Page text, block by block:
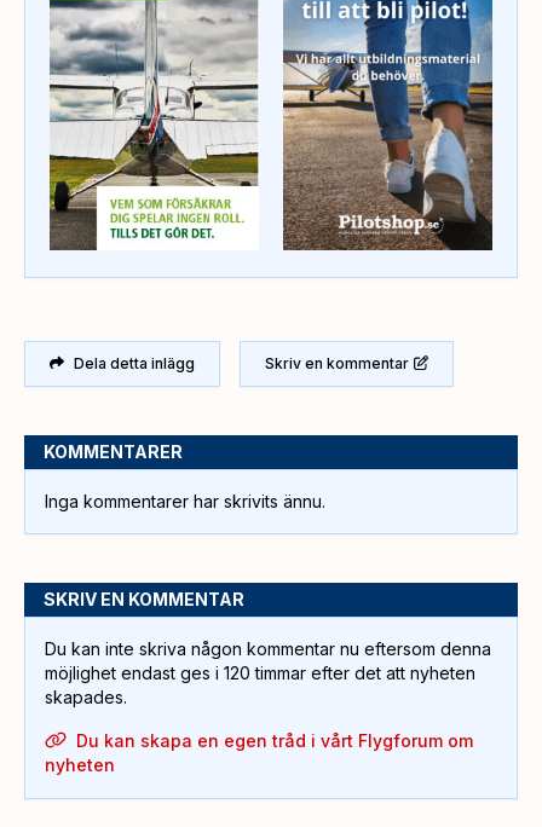
Dela detta inlägg Skriv en kommentar
KOMMENTARER
Inga kommentarer har skrivits ännu.
SKRIV EN KOMMENTAR
Du kan inte skriva någon kommentar nu eftersom denna
möjlighet endast ges i 120 timmar efter det att nyheten
skapades.
Du kan skapa en egen tråd i vårt Flygforum om
nyheten